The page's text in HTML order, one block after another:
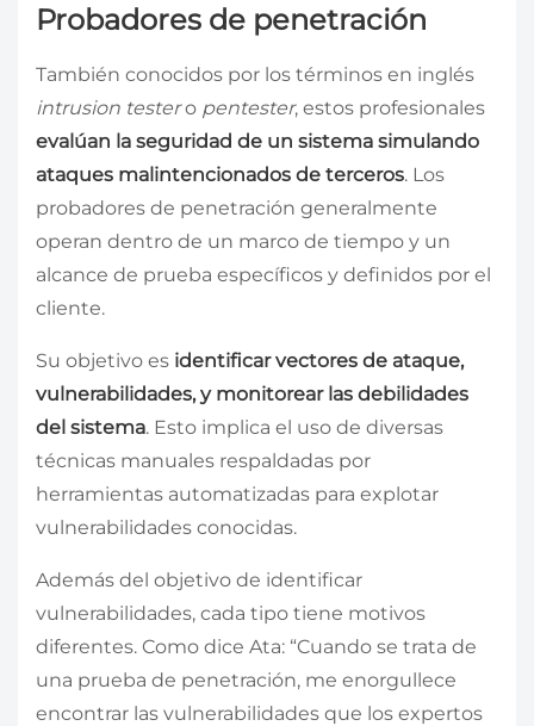
Probadores de penetración
También conocidos por los términos en inglés
intrusion testero pentester, estos profesionales
evalúan la seguridad de un sistema simulando
ataques malintencionados de terceros. Los
probadores de penetración generalmente
operan dentro de un marco de tiempo y un
alcance de prueba específicos y definidos por el
cliente.
Su objetivo es identificar vectores de ataque,
vulnerabilidades, y monitorear las debilidades
del sistema. Esto implica el uso de diversas
técnicas manuales respaldadas por
herramientas automatizadas para explotar
vulnerabilidades conocidas.
Además del objetivo de identificar
vulnerabilidades, cada tipo tiene motivos
diferentes. Como dice Ata: “Cuando se trata de
una prueba de penetración, me enorgullece
encontrar las vulnerabilidades que los expertos